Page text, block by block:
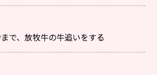
で、放牧牛の牛追いをする